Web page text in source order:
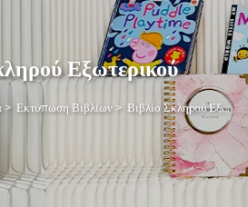
Εξωτερικού
> Εκτύπωση Βιβλίων > Βιβλίο Σκληρού Εξωτερικού